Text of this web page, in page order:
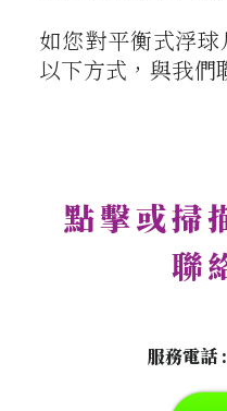
如您對平衡式浮
以下方式，與我們
點擊或掃
聯
服務電話 :